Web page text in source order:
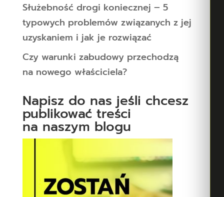
Służebność drogi koniecznej – 5
typowych problemów związanych z jej
uzyskaniem i jak je rozwiązać
Czy warunki zabudowy przechodzą
na nowego właściciela?
Napisz do nas jeśli chcesz
publikować treści
na naszym blogu